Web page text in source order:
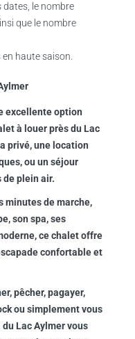
dates, le nombre
que le nombre
haute saison.
excellente option
à louer près du Lac
privé, une location
ou un séjour
plein air.
minutes de marche,
son spa, ses
ce chalet offre
confortable et
pêcher, pagayer,
ou simplement vous
Lac Aylmer vous